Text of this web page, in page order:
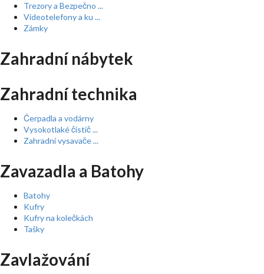
Trezory a Bezpečno ...
Videotelefony a ku ...
Zámky
Zahradní nábytek
Zahradní technika
Čerpadla a vodárny
Vysokotlaké čistič ...
Zahradní vysavače ...
Zavazadla a Batohy
Batohy
Kufry
Kufry na kolečkách
Tašky
Zavlažování